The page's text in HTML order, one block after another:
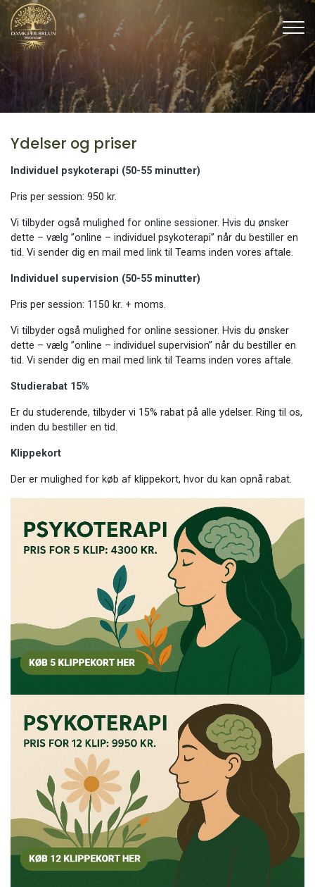
Gå
hovedindhold
Ydelser og priser
Individuel psykoterapi (50-55 minutter)
Pris per session: 950 kr.
Vi tilbyder også mulighed for online sessioner. Hvis du ønsker
dette – vælg ”online – individuel psykoterapi” når du bestiller en
tid. Vi sender dig en mail med link til Teams inden vores aftale.
Individuel supervision (50-55 minutter)
Pris per session: 1150 kr. + moms.
Vi tilbyder også mulighed for online sessioner. Hvis du ønsker
dette – vælg ”online – individuel supervision” når du bestiller en
tid. Vi sender dig en mail med link til Teams inden vores aftale.
Studierabat 15%
Er du studerende, tilbyder vi 15% rabat på alle ydelser. Ring til os,
inden du bestiller en tid.
Klippekort
Der er mulighed for køb af klippekort, hvor du kan opnå rabat.